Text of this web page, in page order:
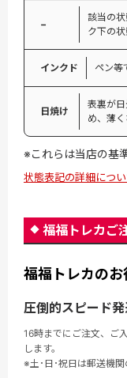
−
該当の
ク下の状
インクド ペン等
日焼け
表裏が
め、薄く
※これらは当店の基
状態表記の詳細につ
福福トレカご
福福トレカの
圧倒的スピード発
16時までにご注文、ご
します。
※土･日･祝日は郵送機関